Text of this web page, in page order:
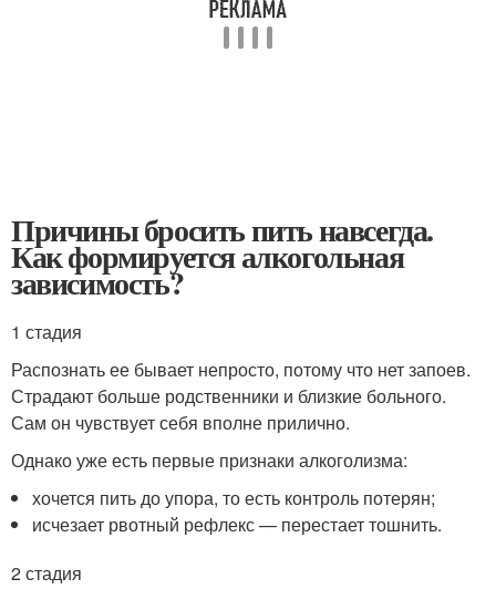
Причины бросить пить навсегда.
Как формируется алкогольная
зависимость?
1 стадия
Распознать ее бывает непросто, потому что нет запоев.
Страдают больше родственники и близкие больного.
Сам он чувствует себя вполне прилично.
Однако уже есть первые признаки алкоголизма:
хочется пить до упора, то есть контроль потерян;
исчезает рвотный рефлекс — перестает тошнить.
2 стадия